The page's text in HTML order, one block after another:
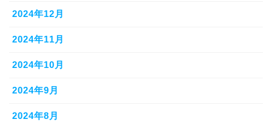
2024年12月
2024年11月
2024年10月
2024年9月
2024年8月